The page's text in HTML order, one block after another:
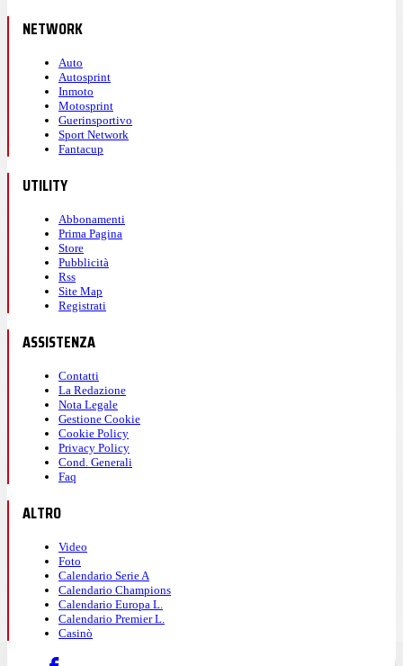
NETWORK
Auto
Autosprint
Inmoto
Motosprint
Guerinsportivo
Sport Network
Fantacup
UTILITY
Abbonamenti
Prima Pagina
Store
Pubblicità
Rss
Site Map
Registrati
ASSISTENZA
Contatti
La Redazione
Nota Legale
Gestione Cookie
Cookie Policy
Privacy Policy
Cond. Generali
Faq
ALTRO
Video
Foto
Calendario Serie A
Calendario Champions
Calendario Europa L.
Calendario Premier L.
Casinò